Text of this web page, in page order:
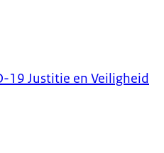
19 Justitie en Veiligheid